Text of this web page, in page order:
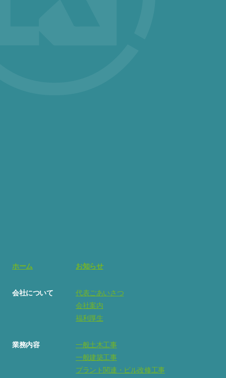
ホーム お知らせ
会社について
代表ごあいさつ
会社案内
福利厚生
業務内容
一般土木工事
一般建築工事
プラント関連・ビル改修工事